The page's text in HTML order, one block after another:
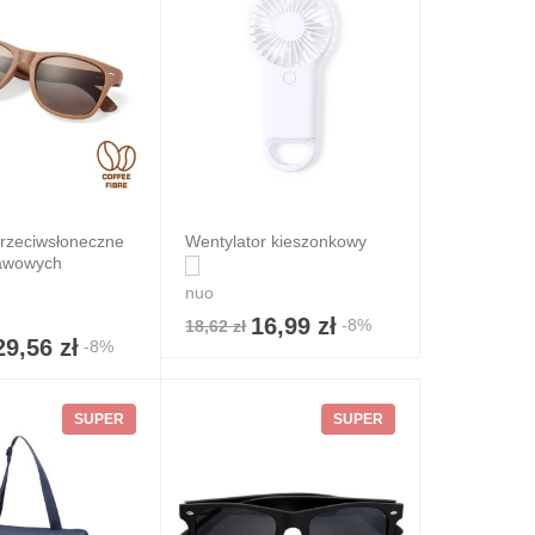
zł-8%
Wentylator kieszonkowy
nuo
18,62 zł 16,99 zł -8%
SUPER SUPER